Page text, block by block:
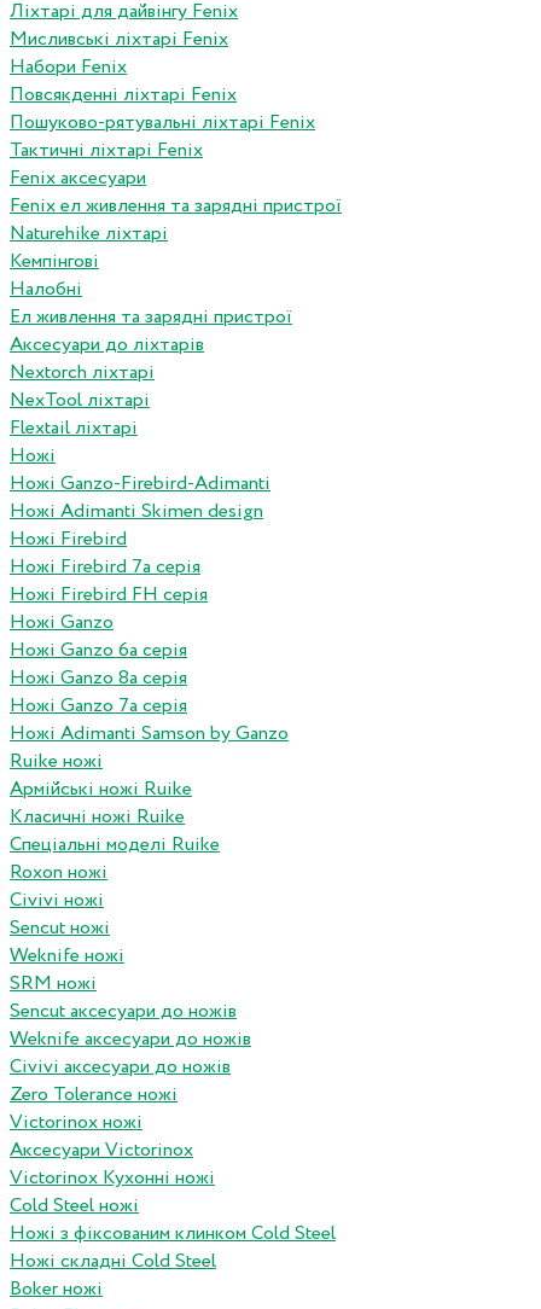
Ліхтарі для дайвінгу Fenix
Мисливські ліхтарі Fenix
Набори Fenix
Повсякденні ліхтарі Fenix
Пошуково-рятувальні ліхтарі Fenix
Тактичні ліхтарі Fenix
Fenix аксесуари
Fenix ел живлення та зарядні пристрої
Naturehike ліхтарі
Кемпінгові
Налобні
Ел живлення та зарядні пристрої
Аксесуари до ліхтарів
Nextorch ліхтарі
NexTool ліхтарі
Flextail ліхтарі
Ножі
Ножі Ganzo-Firebird-Adimanti
Ножі Adimanti Skimen design
Ножі Firebird
Ножі Firebird 7а серія
Ножі Firebird FH серія
Ножі Ganzo
Ножі Ganzo 6а серія
Ножі Ganzo 8а серія
Ножі Ganzo 7а серія
Ножі Adimanti Samson by Ganzo
Ruike ножі
Армійські ножі Ruike
Класичні ножі Ruike
Спеціальні моделі Ruike
Roxon ножi
Civivi ножі
Sencut ножі
Weknife ножі
SRM ножі
Sencut аксесуари до ножів
Weknife аксесуари до ножів
Civivi аксесуари до ножів
Zero Tolerance ножі
Victorinox ножі
Аксесуари Victorinox
Victorinox Кухонні ножі
Cold Steel ножі
Ножі з фіксованим клинком Cold Steel
Ножі складні Cold Steel
Boker ножі